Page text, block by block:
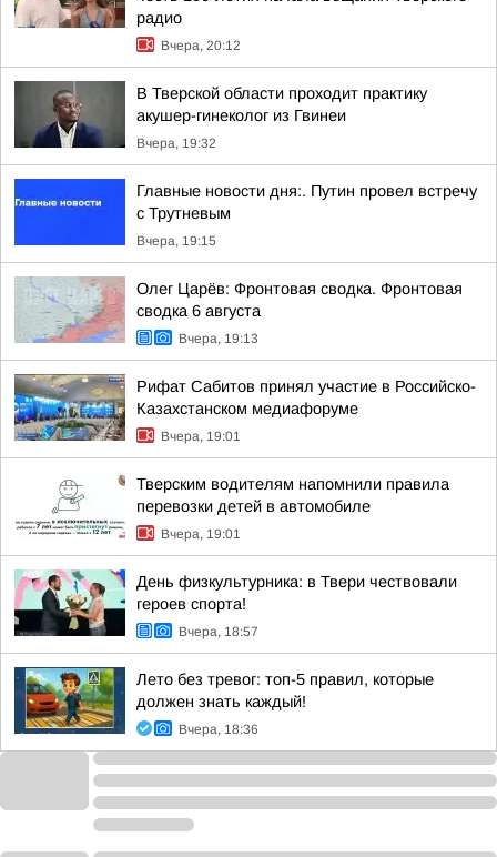
радио
Вчера, 20:12
В Тверской области проходит практику
акушер-гинеколог из Гвинеи
Вчера, 19:32
Главные новости дня:. Путин провел встречу
с Трутневым
Вчера, 19:15
Олег Царёв: Фронтовая сводка. Фронтовая
сводка 6 августа
Вчера, 19:13
Рифат Сабитов принял участие в Российско-
Казахстанском медиафоруме
Вчера, 19:01
Тверским водителям напомнили правила
перевозки детей в автомобиле
Вчера, 19:01
День физкультурника: в Твери чествовали
героев спорта!
Вчера, 18:57
Лето без тревог: топ-5 правил, которые
должен знать каждый!
Вчера, 18:36